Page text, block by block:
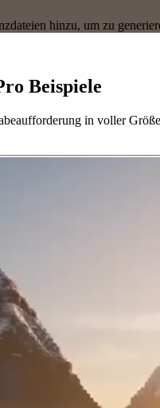
hinzu, um zu
Beispiele
in voller